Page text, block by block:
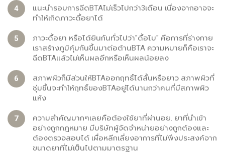
แนะนำรอบการฉีดBTAไม่เร็วไปกว่า3เดือน เนื่องจากอาจจะ
ทำให้เกิดภาวะดื้อยาได้
ภาวะดื้อยา หรือได้ยินกันทั่วไปว่า"ดื้อโบ" คือการที่ร่างกาย
เราสร้างภูมิคุ้มกันขึ้นมาต่อต้านBTA ความหมายก็คือเราจะ
ฉีดBTAแล้วไม่เห็นผลอีกหรือเห็นผลน้อยลง
สภาพผิวก็มีส่วนให้BTAออกฤทธิ์ได้สั้นหรือยาว สภาพผิวที่
ชุ่มชื้นจะทำให้ฤทธิ์ของBTAอยู่ได้นานกว่าคนที่มีสภาพผิว
แห้ง
ความสำคัญมากๆเลยคือต้องใช้ยาที่ผ่านอย. ยาที่นำเข้า
อย่างถูกกฎหมาย มีบริษัทผู้จัดจำหน่ายอย่างถูกต้องและ
ต้องตรวจสอบได้ เผื่อหลีกเลี่ยงอาการที่ไม่พึงประสงค์จาก
ขนาดยาที่ไม่เป็นไปตามมาตรฐาน